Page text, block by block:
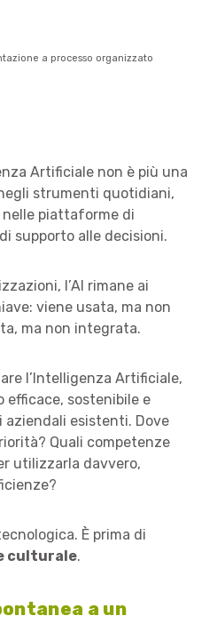
a processo organizzato
Artificiale non è più una
strumenti quotidiani,
piattaforme di
supporto alle decisioni.
l’AI rimane ai
viene usata, ma non
ma non integrata.
l’Intelligenza Artificiale,
efficace, sostenibile e
aziendali esistenti. Dove
Quali competenze
utilizzarla davvero,
È prima di
culturale.
a un